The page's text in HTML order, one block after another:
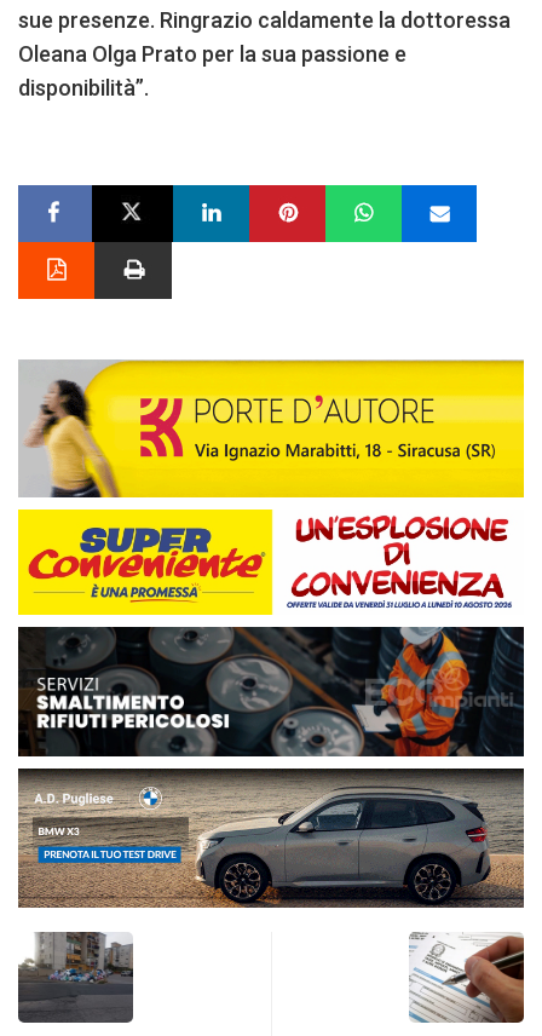
sue presenze. Ringrazio caldamente la dottoressa
Oleana Olga Prato per la sua passione e
disponibilità”.